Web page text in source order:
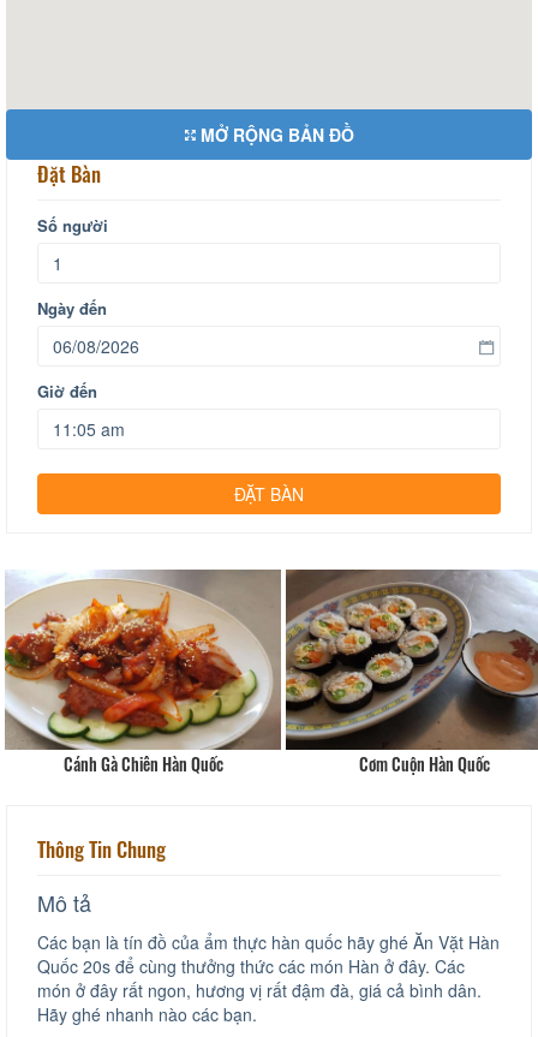
MỞ RỘNG BẢN ĐỒ
Đặt Bàn
Số người
Ngày đến
Giờ đến
Cánh Gà Chiên Hàn Quốc Cơm Cuộn Hàn Quốc
Thông Tin Chung
Mô tả
Các bạn là tín đồ của ẩm thực hàn quốc hãy ghé Ăn Vặt Hàn
Quốc 20s để cùng thưởng thức các món Hàn ở đây. Các
món ở đây rất ngon, hương vị rất đậm đà, giá cả bình dân.
Hãy ghé nhanh nào các bạn.